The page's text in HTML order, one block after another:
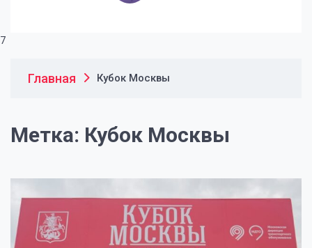
7
Главная Кубок Москвы
Метка: Кубок Москвы